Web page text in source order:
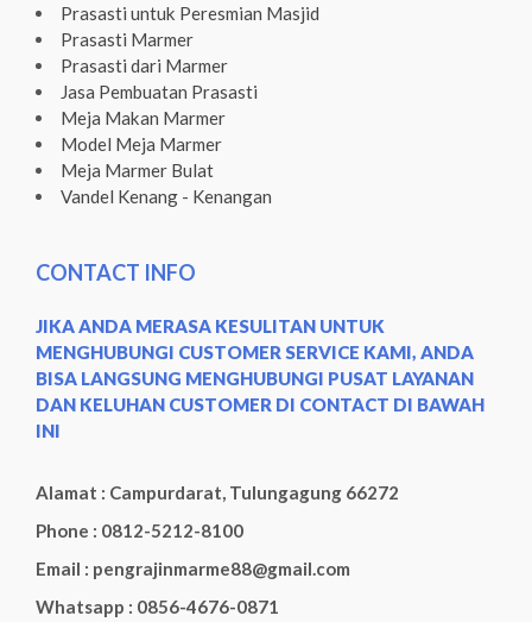
Prasasti untuk Peresmian Masjid
Prasasti Marmer
Prasasti dari Marmer
Jasa Pembuatan Prasasti
Meja Makan Marmer
Model Meja Marmer
Meja Marmer Bulat
Vandel Kenang - Kenangan
CONTACT INFO
JIKA ANDA MERASA KESULITAN UNTUK
MENGHUBUNGI CUSTOMER SERVICE KAMI, ANDA
BISA LANGSUNG MENGHUBUNGI PUSAT LAYANAN
DAN KELUHAN CUSTOMER DI CONTACT DI BAWAH
INI
Alamat : Campurdarat, Tulungagung 66272
Phone : 0812-5212-8100
Email : pengrajinmarme88@gmail.com
Whatsapp : 0856-4676-0871